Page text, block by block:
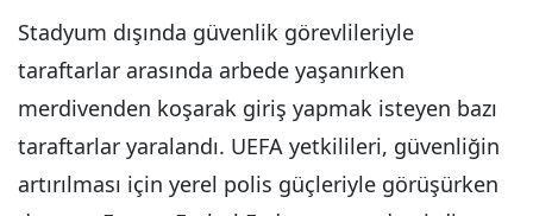
Stadyum dışında güvenlik görevlileriyle
taraftarlar arasında arbede yaşanırken
merdivenden koşarak giriş yapmak isteyen bazı
taraftarlar yaralandı. UEFA yetkilileri, güvenliğin
artırılması için yerel polis güçleriyle görüşürken